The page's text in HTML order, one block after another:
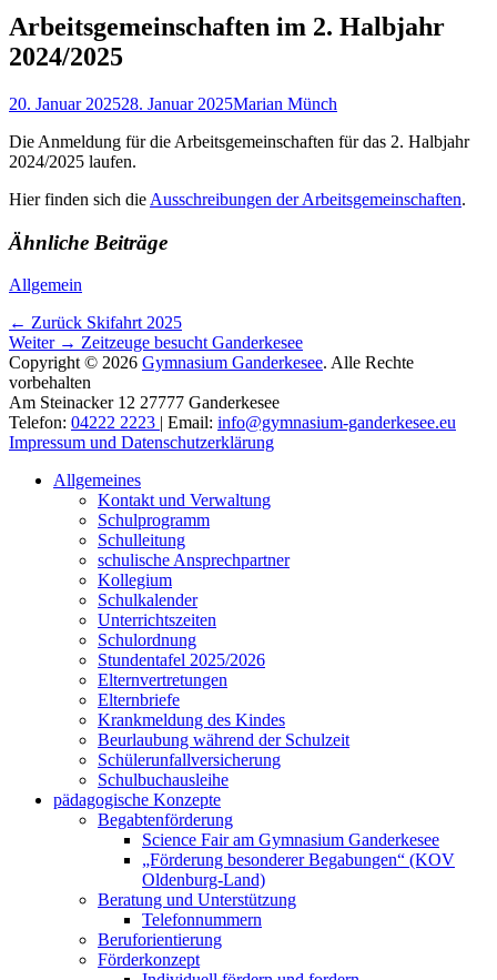
Arbeitsgemeinschaften im 2. Halbjahr
2024/2025
Gepostet
20. Januar 202528. Januar 2025Autor
Marian Münch
Die Anmeldung für die Arbeitsgemeinschaften für das 2. Halbjahr
2024/2025 laufen.
Hier finden sich die Ausschreibungen der Arbeitsgemeinschaften.
Ähnliche Beiträge
Kategorien
Allgemein
Beitragsnavigation
← Zurück Vorhergehender
Beitrag:
Skifahrt 2025
Weiter → Nächster
Beitrag:
Zeitzeuge besucht Ganderkesee
Copyright © 2026 Gymnasium Ganderkesee. Alle Rechte
vorbehalten
Am Steinacker 12 27777 Ganderkesee
Telefon: 04222 2223 | Email: info@gymnasium-ganderkesee.eu
Impressum und Datenschutzerklärung
oben
Allgemeines
Kontakt und Verwaltung
Schulprogramm
Schulleitung
schulische Ansprechpartner
Kollegium
Schulkalender
Unterrichtszeiten
Schulordnung
Stundentafel 2025/2026
Elternvertretungen
Elternbriefe
Krankmeldung des Kindes
Beurlaubung während der Schulzeit
Schülerunfallversicherung
Schulbuchausleihe
pädagogische Konzepte
Begabtenförderung
Science Fair am Gymnasium Ganderkesee
„Förderung besonderer Begabungen“ (KOV
Oldenburg-Land)
Beratung und Unterstützung
Telefonnummern
Beruforientierung
Förderkonzept